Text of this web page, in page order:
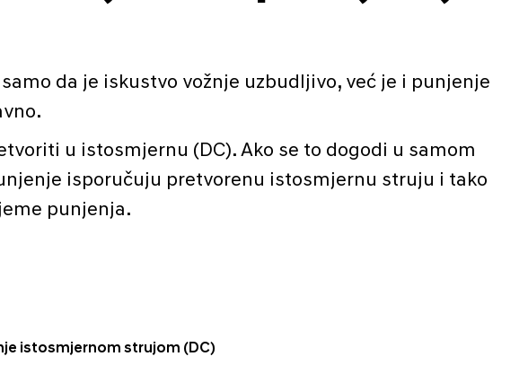
da je iskustvo vožnje uzbudljivo, već je i punjenje
u istosmjernu (DC). Ako se to dogodi u samom
isporučuju pretvorenu istosmjernu struju i tako
punjenja.
istosmjernom strujom (DC)